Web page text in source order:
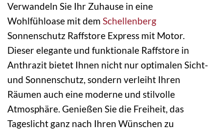
Verwandeln Sie Ihr Zuhause in eine
Wohlfühloase mit dem Schellenberg
Sonnenschutz Raffstore Express mit Motor.
Dieser elegante und funktionale Raffstore in
Anthrazit bietet Ihnen nicht nur optimalen Sicht-
und Sonnenschutz, sondern verleiht Ihren
Räumen auch eine moderne und stilvolle
Atmosphäre. Genießen Sie die Freiheit, das
Tageslicht ganz nach Ihren Wünschen zu